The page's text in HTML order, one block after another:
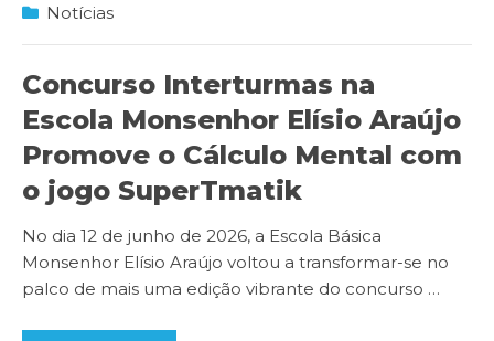
Notícias
Concurso Interturmas na
Escola Monsenhor Elísio Araújo
Promove o Cálculo Mental com
o jogo SuperTmatik
No dia 12 de junho de 2026, a Escola Básica
Monsenhor Elísio Araújo voltou a transformar-se no
palco de mais uma edição vibrante do concurso …